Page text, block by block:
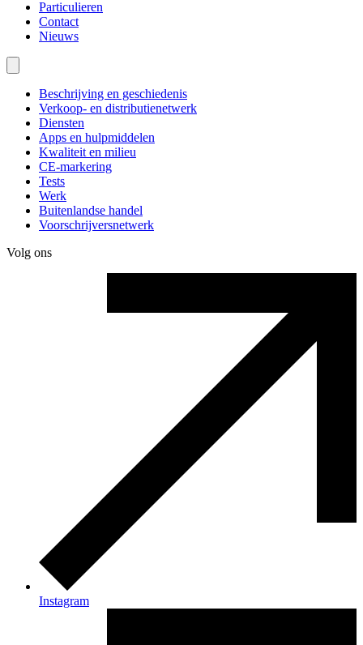
Particulieren
Contact
Nieuws
Beschrijving en geschiedenis
Verkoop- en distributienetwerk
Diensten
Apps en hulpmiddelen
Kwaliteit en milieu
CE-markering
Tests
Werk
Buitenlandse handel
Voorschrijversnetwerk
Volg ons
Instagram